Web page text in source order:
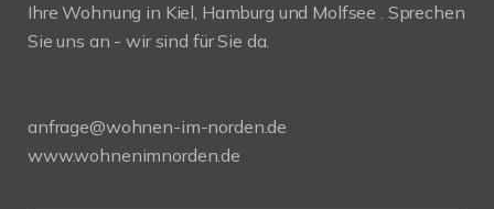
Ihre Wohnung in Kiel, Hamburg und Molfsee . Sprechen
Sie uns an - wir sind für Sie da.
anfrage@wohnen-im-norden.de
www.wohnenimnorden.de